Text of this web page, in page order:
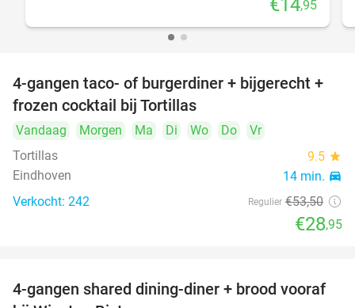
€14,95
46%
4-gangen taco- of burgerdiner + bijgerecht +
frozen cocktail bij Tortillas
Vandaag Morgen Ma Di Wo Do
Vr
Tortillas
9.5 star
Eindhoven 14 min. directions_car
Verkocht: 242 Regulier €53,50
€28,95
32%
4-gangen shared dining-diner + brood vooraf